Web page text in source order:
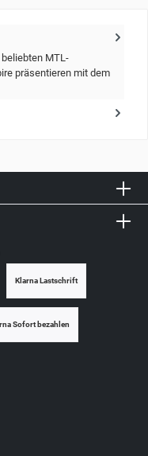
MTL-
präsentieren mit dem
Klarna Lastschrift
Sofort bezahlen